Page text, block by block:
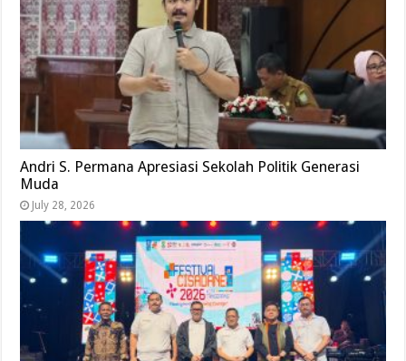
Andri S. Permana Apresiasi Sekolah Politik Generasi
Muda
July 28, 2026